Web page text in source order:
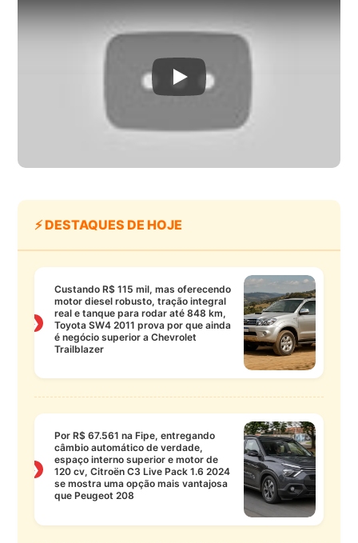
⚡ DESTAQUES DE HOJE
❯
Custando R$ 115 mil, mas oferecendo
motor diesel robusto, tração integral
real e tanque para rodar até 848 km,
Toyota SW4 2011 prova por que ainda
é negócio superior a Chevrolet
Trailblazer
❯
Por R$ 67.561 na Fipe, entregando
câmbio automático de verdade,
espaço interno superior e motor de
120 cv, Citroën C3 Live Pack 1.6 2024
se mostra uma opção mais vantajosa
que Peugeot 208